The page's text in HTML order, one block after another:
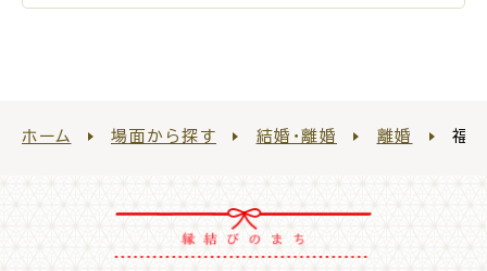
ホーム 場面から探す 結婚・離婚 離婚 福